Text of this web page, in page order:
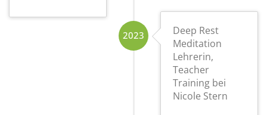
2023
Deep Rest
Meditation
Lehrerin,
Teacher
Training bei
Nicole Stern